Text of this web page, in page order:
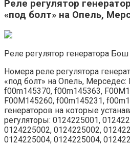
Реле регулятор
«под болт» на Опель,
Реле регулятор генератора
Номера реле регулятора
«под болт» на Опель, Мерседес:
f00m145370, f00m145363,
F00M145260, f00m145231,
генераторов на которые
регуляторы: 0124225001,
0124225002, 0124225002,
0124225004, 0124225004,